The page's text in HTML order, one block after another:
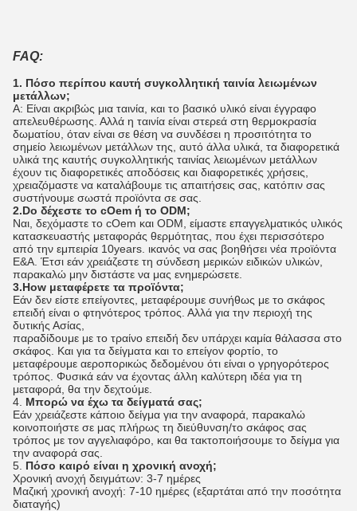
FAQ:
1. Πόσο περίπου καυτή συγκολλητική ταινία λειωμένων
μετάλλων;
Α: Είναι ακριβώς μια ταινία, και το βασικό υλικό είναι έγγραφο
απελευθέρωσης. Αλλά η ταινία είναι στερεά στη θερμοκρασία
δωματίου, όταν είναι σε θέση να συνδέσει η προσιτότητα το
σημείο λειωμένων μετάλλων της, αυτό άλλα υλικά, τα διαφορετικά
υλικά της καυτής συγκολλητικής ταινίας λειωμένων μετάλλων
έχουν τις διαφορετικές αποδόσεις και διαφορετικές χρήσεις,
χρειαζόμαστε να καταλάβουμε τις απαιτήσεις σας, κατόπιν σας
συστήνουμε σωστά προϊόντα σε σας.
2.Do δέχεστε το cOem ή το ODM;
Ναι, δεχόμαστε το cOem και ODM, είμαστε επαγγελματικός υλικός
κατασκευαστής μεταφοράς θερμότητας, που έχει περισσότερο
από την εμπειρία 10years. ικανός να σας βοηθήσει νέα προϊόντα
Ε&Α. Έτσι εάν χρειάζεστε τη σύνδεση μερικών ειδικών υλικών,
παρακαλώ μην διστάστε να μας ενημερώσετε.
3.How μεταφέρετε τα προϊόντα;
Εάν δεν είστε επείγοντες, μεταφέρουμε συνήθως με το σκάφος
επειδή είναι ο φτηνότερος τρόπος. Αλλά για την περιοχή της
δυτικής Ασίας,
παραδίδουμε με το τραίνο επειδή δεν υπάρχει καμία θάλασσα στο
σκάφος. Και για τα δείγματα και το επείγον φορτίο, το
μεταφέρουμε αεροπορικώς δεδομένου ότι είναι ο γρηγορότερος
τρόπος. Φυσικά εάν να έχοντας άλλη καλύτερη ιδέα για τη
μεταφορά, θα την δεχτούμε.
4. Μπορώ να έχω τα δείγματά σας;
Εάν χρειάζεστε κάποιο δείγμα για την αναφορά, παρακαλώ
κοινοποιήστε σε μας πλήρως τη διεύθυνση/το σκάφος σας
τρόπος με τον αγγελιαφόρο, και θα τακτοποιήσουμε το δείγμα για
την αναφορά σας.
5. Πόσο καιρό είναι η χρονική ανοχή;
Χρονική ανοχή δειγμάτων: 3-7 ημέρες
Μαζική χρονική ανοχή: 7-10 ημέρες (εξαρτάται από την ποσότητα
διαταγής)